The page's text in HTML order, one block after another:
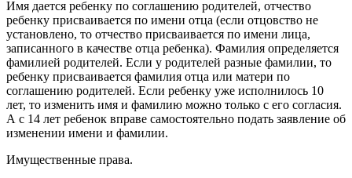
Имя дается ребенку по соглашению родителей, отчество
ребенку присваивается по имени отца (если отцовство не
установлено, то отчество присваивается по имени лица,
записанного в качестве отца ребенка). Фамилия определяется
фамилией родителей. Если у родителей разные фамилии, то
ребенку присваивается фамилия отца или матери по
соглашению родителей. Если ребенку уже исполнилось 10
лет, то изменить имя и фамилию можно только с его согласия.
А с 14 лет ребенок вправе самостоятельно подать заявление об
изменении имени и фамилии.
Имущественные права.